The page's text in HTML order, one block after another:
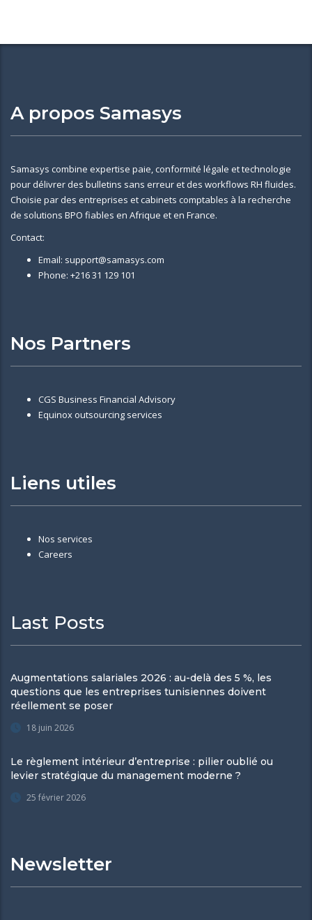
A propos Samasys
Samasys combine expertise paie, conformité légale et technologie
pour délivrer des bulletins sans erreur et des workflows RH fluides.
Choisie par des entreprises et cabinets comptables à la recherche
de solutions BPO fiables en Afrique et en France.
Contact:
Email: support@samasys.com
Phone: +216 31 129 101
Nos Partners
CGS Business Financial Advisory
Equinox outsourcing services
Liens utiles
Nos services
Careers
Last Posts
Augmentations salariales 2026 : au-delà des 5 %, les
questions que les entreprises tunisiennes doivent
réellement se poser
18 juin 2026
Le règlement intérieur d’entreprise : pilier oublié ou
levier stratégique du management moderne ?
25 février 2026
Newsletter